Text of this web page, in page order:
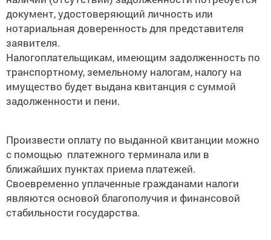
документ, удостоверяющий личность или
нотариальная доверенность для представителя
заявителя.
Налогоплательщикам, имеющим задолженность по
транспортному, земельному налогам, налогу на
имущество будет выдана квитанция с суммой
задолженности и пени.
Произвести оплату по выданной квитанции можно
с помощью платежного терминала или в
ближайших пунктах приема платежей.
Своевременно уплаченные гражданами налоги
являются основой благополучия и финансовой
стабильности государства.